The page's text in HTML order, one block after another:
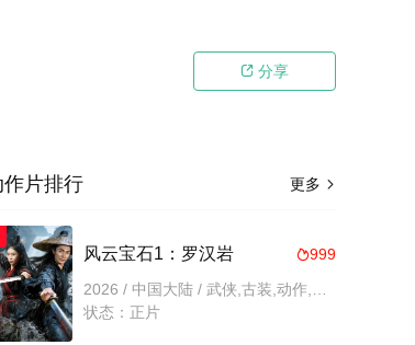
 分享
更多 
作片排行
999
风云宝石1：罗汉岩
状态：正片